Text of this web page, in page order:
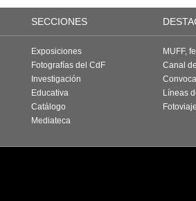
SECCIONES
Exposiciones
Fotografías del CdF
Investigación
Educativa
Catálogo
Mediateca
MUFF,
Canal
Líneas